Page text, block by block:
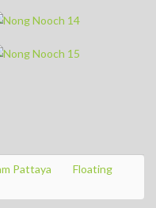
Pattaya
Floating